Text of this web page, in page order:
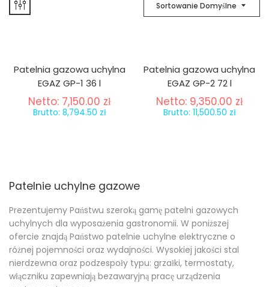
Sortowanie Domyślne
Patelnia gazowa uchylna
EGAZ GP-1 36 l
Netto: 7,150.00 zł
Brutto: 8,794.50 zł
Patelnia gazowa uchylna
EGAZ GP-2 72 l
Netto: 9,350.00 zł
Brutto: 11,500.50 zł
Patelnie uchylne gazowe
Prezentujemy Państwu szeroką gamę patelni gazowych
uchylnych dla wyposażenia gastronomii. W poniższej
ofercie znajdą Państwo patelnie uchylne elektryczne o
różnej pojemności oraz wydajności. Wysokiej jakości stal
nierdzewna oraz podzespoły typu: grzałki, termostaty,
włączniku zapewniają bezawaryjną pracę urządzenia